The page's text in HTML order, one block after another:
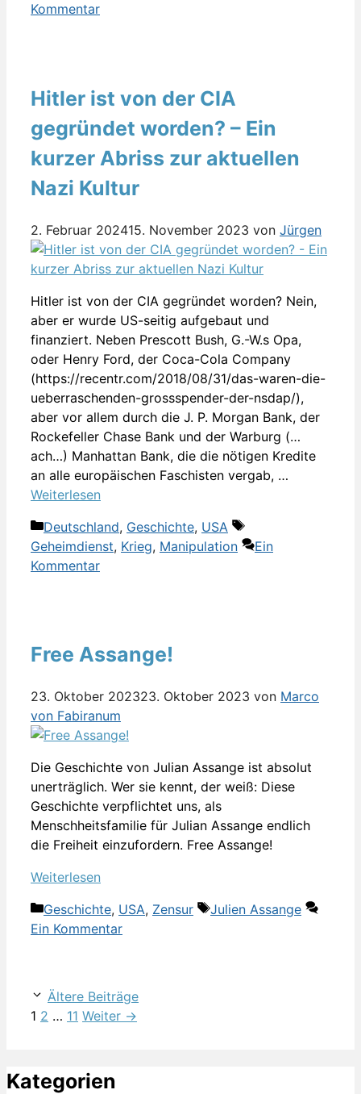
Kommentar
Hitler ist von der CIA
gegründet worden? – Ein
kurzer Abriss zur aktuellen
Nazi Kultur
2. Februar 202415. November 2023 von Jürgen
Hitler ist von der CIA gegründet worden? Nein,
aber er wurde US-seitig aufgebaut und
finanziert. Neben Prescott Bush, G.-W.s Opa,
oder Henry Ford, der Coca-Cola Company
(https://recentr.com/2018/08/31/das-waren-die-
ueberraschenden-grossspender-der-nsdap/),
aber vor allem durch die J. P. Morgan Bank, der
Rockefeller Chase Bank und der Warburg (…
ach…) Manhattan Bank, die die nötigen Kredite
an alle europäischen Faschisten vergab, …
Weiterlesen
Kategorien
Deutschland, Geschichte, USA
Schlagwörter
Geheimdienst, Krieg, Manipulation
Ein
Kommentar
Free Assange!
23. Oktober 202323. Oktober 2023 von Marco
von Fabiranum
Die Geschichte von Julian Assange ist absolut
unerträglich. Wer sie kennt, der weiß: Diese
Geschichte verpflichtet uns, als
Menschheitsfamilie für Julian Assange endlich
die Freiheit einzufordern. Free Assange!
Weiterlesen
Kategorien
Geschichte, USA, Zensur Schlagwörter
Julien Assange
Ein Kommentar
Ältere Beiträge
Seite
1 Seite
2 … Seite
11 Weiter →
Kategorien